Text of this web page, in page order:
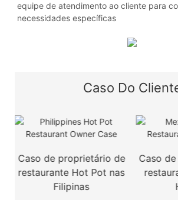
equipe de atendimento ao cliente para
necessidades específicas
Caso Do
Caso de proprietário de
restaurante Hot Pot nas
Filipinas
Caso